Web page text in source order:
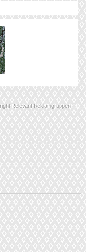
Relevant Reklamgruppen